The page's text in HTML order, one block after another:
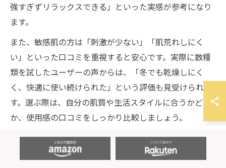
強すぎずリラックスできる」といった実感が参考になり
ます。
また、敏感肌の方は「刺激が少ない」「肌荒れしにく
い」といった口コミを重視すると安心です。実際に数種
類を試したユーザーの声からは、「冬でも乾燥しにく
く、快適に使い続けられた」という評価も見受けられま
す。選ぶ際は、自分の肌質や生活スタイルに合うかどう
か、使用感の口コミをしっかり比較しましょう。
ハリが出ると評判のバストアップクリーム体験